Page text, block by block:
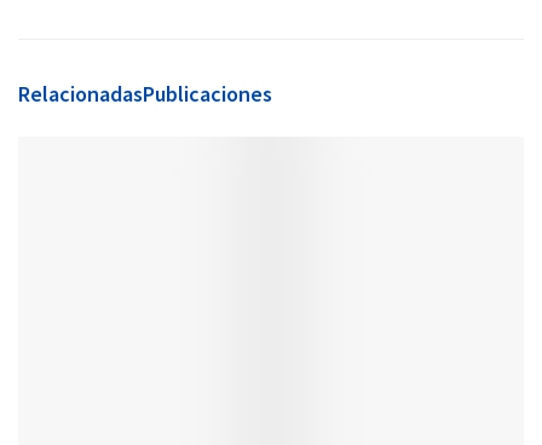
RelacionadasPublicaciones